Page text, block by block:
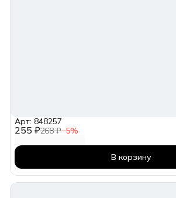
255 ₽268 ₽−5%
Арт: 848257
В корзину